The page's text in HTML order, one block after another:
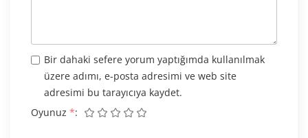
Oyunuz *
Bir dahaki sefere yorum yaptığımda kullanılmak
üzere adımı, e-posta adresimi ve web site
adresimi bu tarayıcıya kaydet.